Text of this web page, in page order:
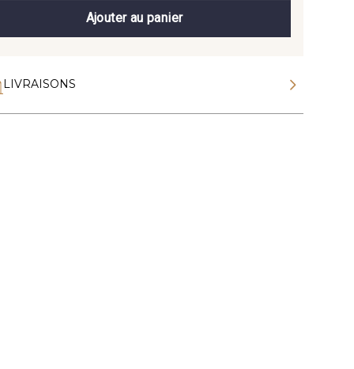
Ajouter au panier
LIVRAISONS